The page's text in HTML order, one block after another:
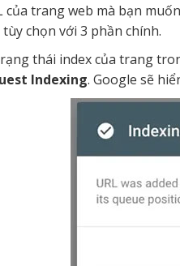
của trang web mà bạn
chọn với 3 phần chính.
thái index của trang
Indexing. Google sẽ